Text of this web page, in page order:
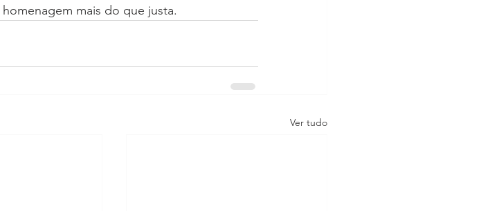
mais do que justa.
Ver tudo